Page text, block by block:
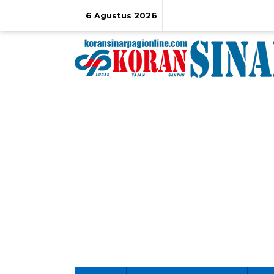
6 Agustus 2026